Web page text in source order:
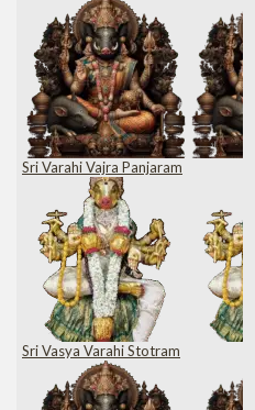
Sri Varahi Vajra Panjaram
Sri Vasya Varahi Stotram